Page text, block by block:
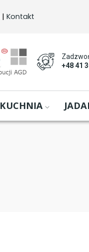
| Kontakt
+48 41
KUCHNIA